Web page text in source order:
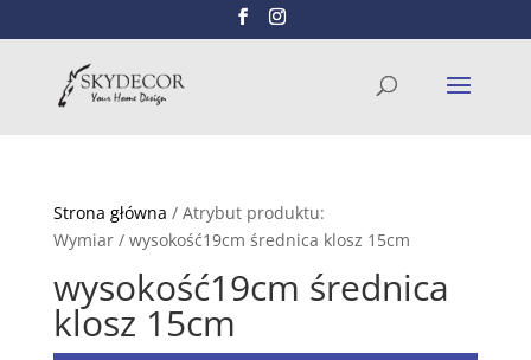
Strona główna / Atrybut produktu:
Wymiar / wysokość19cm średnica klosz 15cm
wysokość19cm średnica
klosz 15cm